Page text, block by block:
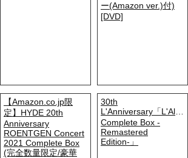
ー(Amazon ver.)付)
[DVD]
【Amazon.co.jp限
定】HYDE 20th
Anniversary
ROENTGEN Concert
2021 Complete Box
(完全数量限定/豪華
30th
L'Anniversary「L'Album
Complete Box -
Remastered
Edition-」